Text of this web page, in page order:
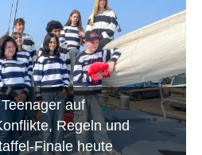
auf
Regeln und
Finale heute